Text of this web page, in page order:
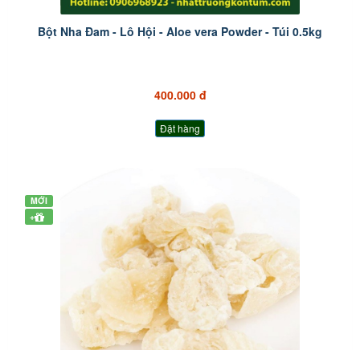
Bột Nha Đam - Lô Hội - Aloe vera Powder - Túi 0.5kg
400.000 đ
Đặt hàng
MỚI
+